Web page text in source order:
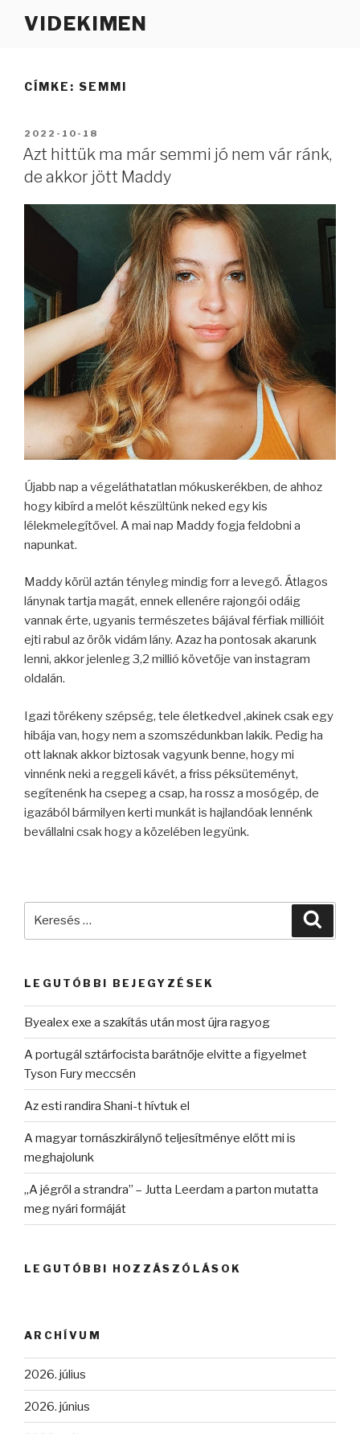
VIDEKIMEN
CÍMKE: SEMMI
BEKÜLDVE:
2022-10-18
Azt hittük ma már semmi jó nem vár ránk,
de akkor jött Maddy
Újabb nap a végeláthatatlan mókuskerékben, de ahhoz
hogy kibírd a melót készültünk neked egy kis
lélekmelegítővel. A mai nap Maddy fogja feldobni a
napunkat.
Maddy körül aztán tényleg mindig forr a levegő. Átlagos
lánynak tartja magát, ennek ellenére rajongói odáig
vannak érte, ugyanis természetes bájával férfiak millióit
ejti rabul az örök vidám lány. Azaz ha pontosak akarunk
lenni, akkor jelenleg 3,2 millió követője van instagram
oldalán.
Igazi törékeny szépség, tele életkedvel ,akinek csak egy
hibája van, hogy nem a szomszédunkban lakik. Pedig ha
ott laknak akkor biztosak vagyunk benne, hogy mi
vinnénk neki a reggeli kávét, a friss péksüteményt,
segítenénk ha csepeg a csap, ha rossz a mosógép, de
igazából bármilyen kerti munkát is hajlandóak lennénk
bevállalni csak hogy a közelében legyünk.
LEGUTÓBBI BEJEGYZÉSEK
Byealex exe a szakítás után most újra ragyog
A portugál sztárfocista barátnője elvitte a figyelmet
Tyson Fury meccsén
Az esti randira Shani-t hívtuk el
A magyar tornászkirálynő teljesítménye előtt mi is
meghajolunk
„A jégről a strandra” – Jutta Leerdam a parton mutatta
meg nyári formáját
LEGUTÓBBI HOZZÁSZÓLÁSOK
ARCHÍVUM
2026. július
2026. június